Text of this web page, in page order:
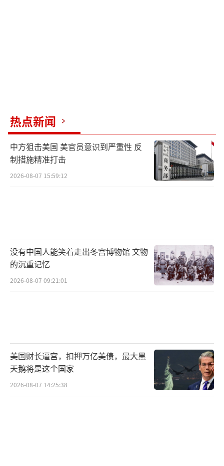
热点新闻
中方狙击美国 美官员意识到严重性 反
制措施精准打击
2026-08-07 15:59:12
没有中国人能笑着走出冬宫博物馆 文物
的沉重记忆
2026-08-07 09:21:01
美国财长逼宫，扣押万亿美债，最大黑
天鹅将是这个国家
2026-08-07 14:25:38